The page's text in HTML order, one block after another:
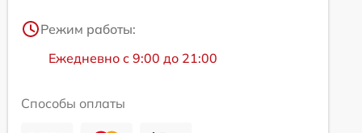
Режим работы:
Ежедневно с 9:00 до 21:00
Способы оплаты